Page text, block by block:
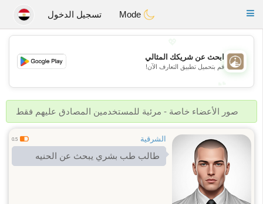
Bahebik
Toggle
تسجيل الدخول
💖
💕
ابحث عن شريكك المثالي
قم بتحميل تطبيق التعارف الآن!
صور الأعضاء خاصة - مرئية للمستخدمين المصادق عليهم فقط
الشرقية 0.5
طالب طب بشري يبحث عن الحنيه